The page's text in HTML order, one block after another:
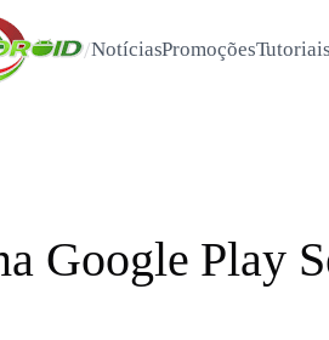
/NotíciasPromoçõesTutoriais
Google Play